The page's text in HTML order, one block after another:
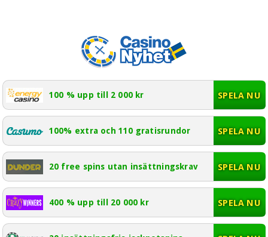
100 % upp till 2 000 kr SPELA NU
100% extra och 110 gratisrundor SPELA NU
20 free spins utan insättningskrav SPELA NU
400 % upp till 20 000 kr SPELA NU